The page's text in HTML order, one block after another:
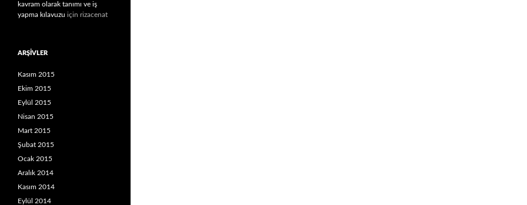
kavram olarak tanımı ve iş
yapma kılavuzu için rizacenat
ARŞIVLER
Kasım 2015
Ekim 2015
Eylül 2015
Nisan 2015
Mart 2015
Şubat 2015
Ocak 2015
Aralık 2014
Kasım 2014
Eylül 2014